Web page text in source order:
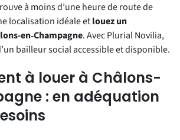
à moins d’une heure de route de
localisation idéale etlouez un
en‑Champagne. Avec Plurial Novilia,
bailleur social accessible et disponible.
à louer à Châlons-
: en adéquation